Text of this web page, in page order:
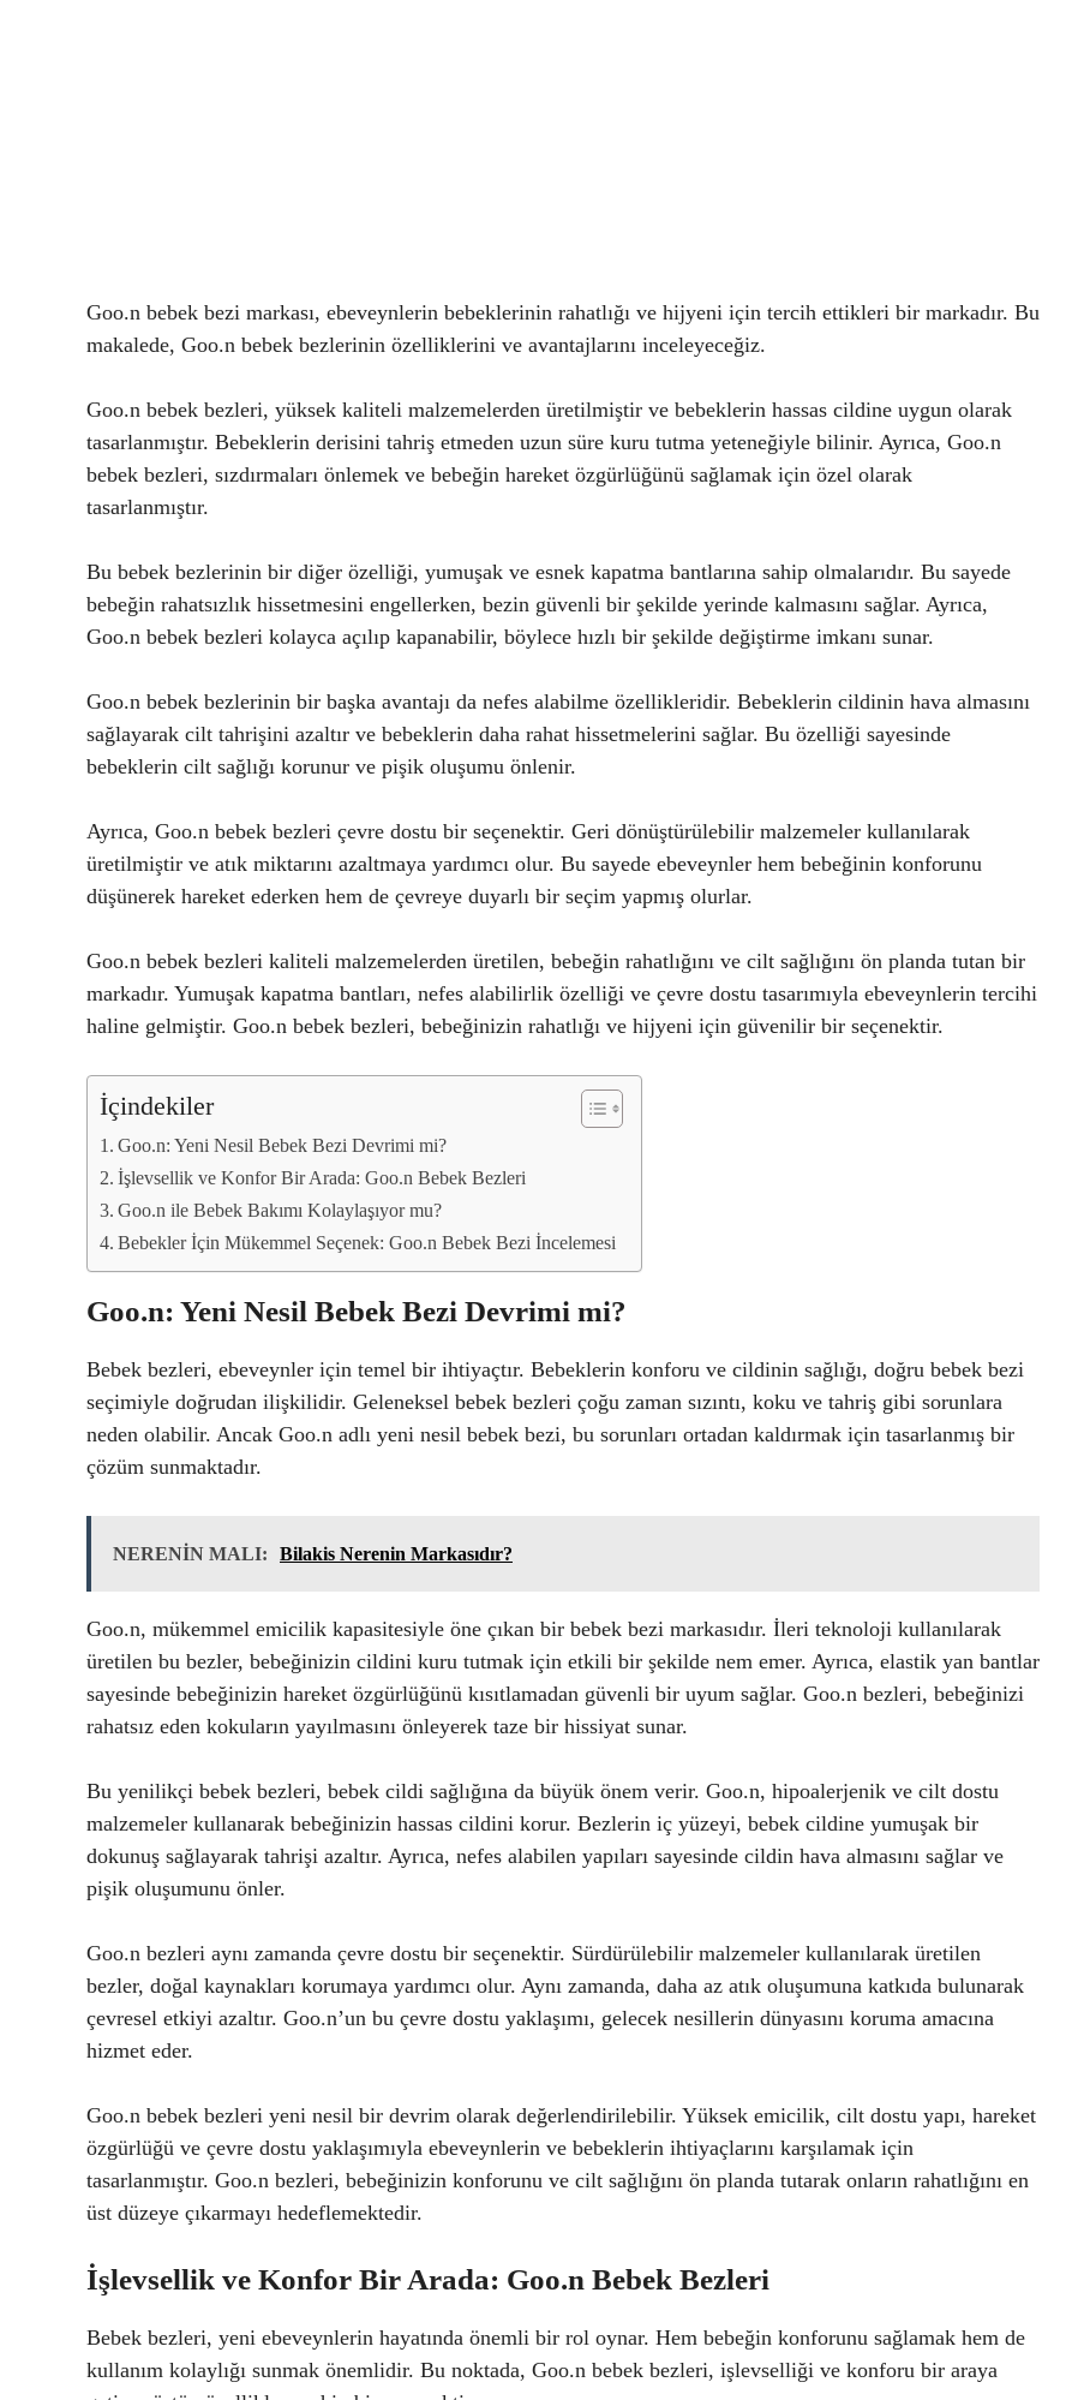
Goo.n bebek bezi markası, ebeveynlerin bebeklerinin rahatlığı ve hijyeni için tercih ettikleri bir markadır. Bu
makalede, Goo.n bebek bezlerinin özelliklerini ve avantajlarını inceleyeceğiz.
Goo.n bebek bezleri, yüksek kaliteli malzemelerden üretilmiştir ve bebeklerin hassas cildine uygun olarak
tasarlanmıştır. Bebeklerin derisini tahriş etmeden uzun süre kuru tutma yeteneğiyle bilinir. Ayrıca, Goo.n
bebek bezleri, sızdırmaları önlemek ve bebeğin hareket özgürlüğünü sağlamak için özel olarak
tasarlanmıştır.
Bu bebek bezlerinin bir diğer özelliği, yumuşak ve esnek kapatma bantlarına sahip olmalarıdır. Bu sayede
bebeğin rahatsızlık hissetmesini engellerken, bezin güvenli bir şekilde yerinde kalmasını sağlar. Ayrıca,
Goo.n bebek bezleri kolayca açılıp kapanabilir, böylece hızlı bir şekilde değiştirme imkanı sunar.
Goo.n bebek bezlerinin bir başka avantajı da nefes alabilme özellikleridir. Bebeklerin cildinin hava almasını
sağlayarak cilt tahrişini azaltır ve bebeklerin daha rahat hissetmelerini sağlar. Bu özelliği sayesinde
bebeklerin cilt sağlığı korunur ve pişik oluşumu önlenir.
Ayrıca, Goo.n bebek bezleri çevre dostu bir seçenektir. Geri dönüştürülebilir malzemeler kullanılarak
üretilmiştir ve atık miktarını azaltmaya yardımcı olur. Bu sayede ebeveynler hem bebeğinin konforunu
düşünerek hareket ederken hem de çevreye duyarlı bir seçim yapmış olurlar.
Goo.n bebek bezleri kaliteli malzemelerden üretilen, bebeğin rahatlığını ve cilt sağlığını ön planda tutan bir
markadır. Yumuşak kapatma bantları, nefes alabilirlik özelliği ve çevre dostu tasarımıyla ebeveynlerin tercihi
haline gelmiştir. Goo.n bebek bezleri, bebeğinizin rahatlığı ve hijyeni için güvenilir bir seçenektir.
İçindekiler
Goo.n: Yeni Nesil Bebek Bezi Devrimi mi?
İşlevsellik ve Konfor Bir Arada: Goo.n Bebek Bezleri
Goo.n ile Bebek Bakımı Kolaylaşıyor mu?
Bebekler İçin Mükemmel Seçenek: Goo.n Bebek Bezi İncelemesi
Goo.n: Yeni Nesil Bebek Bezi Devrimi mi?
Bebek bezleri, ebeveynler için temel bir ihtiyaçtır. Bebeklerin konforu ve cildinin sağlığı, doğru bebek bezi
seçimiyle doğrudan ilişkilidir. Geleneksel bebek bezleri çoğu zaman sızıntı, koku ve tahriş gibi sorunlara
neden olabilir. Ancak Goo.n adlı yeni nesil bebek bezi, bu sorunları ortadan kaldırmak için tasarlanmış bir
çözüm sunmaktadır.
NERENİN MALI: Bilakis Nerenin Markasıdır?
Goo.n, mükemmel emicilik kapasitesiyle öne çıkan bir bebek bezi markasıdır. İleri teknoloji kullanılarak
üretilen bu bezler, bebeğinizin cildini kuru tutmak için etkili bir şekilde nem emer. Ayrıca, elastik yan bantlar
sayesinde bebeğinizin hareket özgürlüğünü kısıtlamadan güvenli bir uyum sağlar. Goo.n bezleri, bebeğinizi
rahatsız eden kokuların yayılmasını önleyerek taze bir hissiyat sunar.
Bu yenilikçi bebek bezleri, bebek cildi sağlığına da büyük önem verir. Goo.n, hipoalerjenik ve cilt dostu
malzemeler kullanarak bebeğinizin hassas cildini korur. Bezlerin iç yüzeyi, bebek cildine yumuşak bir
dokunuş sağlayarak tahrişi azaltır. Ayrıca, nefes alabilen yapıları sayesinde cildin hava almasını sağlar ve
pişik oluşumunu önler.
Goo.n bezleri aynı zamanda çevre dostu bir seçenektir. Sürdürülebilir malzemeler kullanılarak üretilen
bezler, doğal kaynakları korumaya yardımcı olur. Aynı zamanda, daha az atık oluşumuna katkıda bulunarak
çevresel etkiyi azaltır. Goo.n’un bu çevre dostu yaklaşımı, gelecek nesillerin dünyasını koruma amacına
hizmet eder.
Goo.n bebek bezleri yeni nesil bir devrim olarak değerlendirilebilir. Yüksek emicilik, cilt dostu yapı, hareket
özgürlüğü ve çevre dostu yaklaşımıyla ebeveynlerin ve bebeklerin ihtiyaçlarını karşılamak için
tasarlanmıştır. Goo.n bezleri, bebeğinizin konforunu ve cilt sağlığını ön planda tutarak onların rahatlığını en
üst düzeye çıkarmayı hedeflemektedir.
İşlevsellik ve Konfor Bir Arada: Goo.n Bebek Bezleri
Bebek bezleri, yeni ebeveynlerin hayatında önemli bir rol oynar. Hem bebeğin konforunu sağlamak hem de
kullanım kolaylığı sunmak önemlidir. Bu noktada, Goo.n bebek bezleri, işlevselliği ve konforu bir araya